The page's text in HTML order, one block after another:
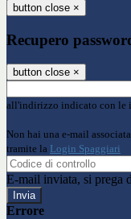
button close ×
Recupero
button close ×
all'indirizzo indicato con le
Non hai una e-mail
tramite la Login Spaggiari
E-mail inviata, si prega
Errore